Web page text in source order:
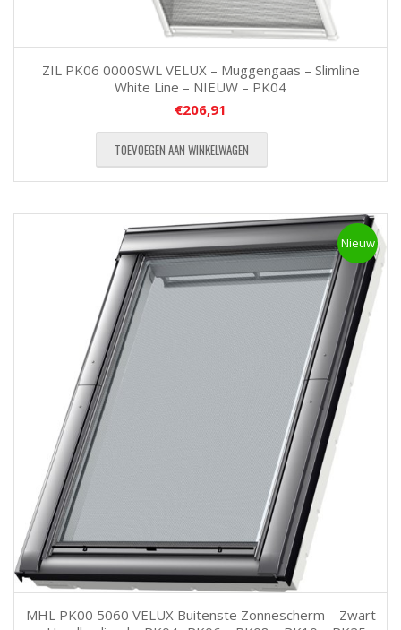
ZIL PK06 0000SWL VELUX – Muggengaas – Slimline
White Line – NIEUW – PK04
€206,91
TOEVOEGEN AAN WINKELWAGEN
Nieuw
MHL PK00 5060 VELUX Buitenste Zonnescherm – Zwart